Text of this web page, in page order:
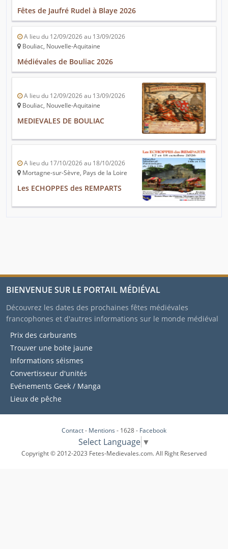
Fêtes de Jaufré Rudel à Blaye 2026
A lieu du 12/09/2026 au 13/09/2026
Bouliac, Nouvelle-Aquitaine
Médiévales de Bouliac 2026
A lieu du 12/09/2026 au 13/09/2026
Bouliac, Nouvelle-Aquitaine
MEDIEVALES DE BOULIAC
A lieu du 17/10/2026 au 18/10/2026
Mortagne-sur-Sèvre, Pays de la Loire
Les ECHOPPES des REMPARTS
BIENVENUE SUR LE PORTAIL MÉDIÉVAL
Découvrez les dates des prochaines fêtes médiévales
francophones et d'autres informations sur le monde médiéval
Prix des carburants
Trouver une boite jaune
Informations séismes
Convertisseur d'unités
Evénements Geek / Manga
Lieux de pêche
Contact- Mentions - 1628 - Facebook
Select Language ▼
Copyright © 2012-2023 Fetes-Medievales.com. All Right Reserved